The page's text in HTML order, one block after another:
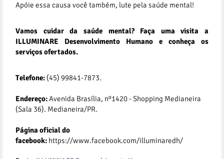
Apóie essa causa você também, lute pela saúde mental!
Vamos cuidar da saúde mental? Faça uma visita a
ILLUMINARE Desenvolvimento Humano e conheça os
serviços ofertados.
Telefone: (45) 99841-7873.
Endereço:Avenida Brasília, nº1420 - Shopping Medianeira
(Sala 36). Medianeira/PR.
Página oficial do
facebook: https://www.facebook.com/illuminaredh/